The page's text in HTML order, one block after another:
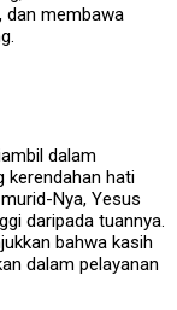
dan membawa
dalam
kerendahan hati
Nya, Yesus
daripada tuannya.
bahwa kasih
dalam pelayanan